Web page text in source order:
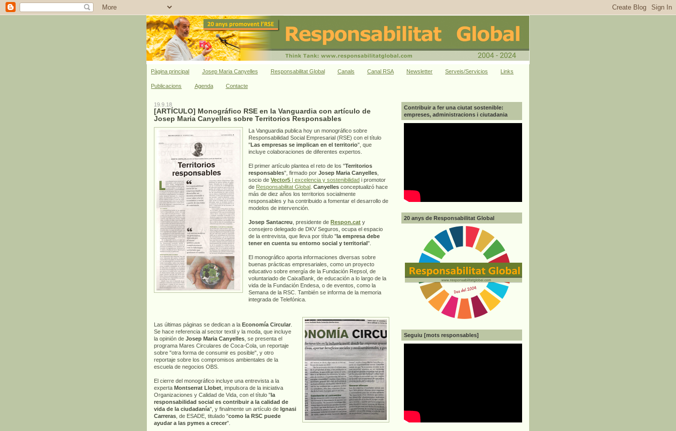
Pàgina principal Josep Maria Canyelles Responsabilitat Global Canals Canal RSA Newsletter Serveis/Servicios Links
Publicacions Agenda Contacte
19.9.18
[ARTÍCULO] Monográfico RSE en la Vanguardia con artículo de
Josep Maria Canyelles sobre Territorios Responsables
La Vanguardia publica hoy un monográfico sobre
Responsabilidad Social Empresarial (RSE) con el título
"Las empresas se implican en el territorio", que
incluye colaboraciones de diferentes expertos.
El primer artículo plantea el reto de los "Territorios
responsables", firmado porJosep Maria Canyelles
socio deVector5 | excelencia y sostenibilidad i promotor
de Responsabilitat Global .Canyelles conceptualizó hace
más de diez años los territorios socialmente
responsables y ha contribuido a fomentar el desarrollo de
modelos de intervención.
Josep Santacreu , presidente deRespon.cat y
consejero delegado de DKV Seguros, ocupa el espacio
de la entrevista, que lleva por título "la empresa debe
tener en cuenta su entorno social y territorial".
El monográfico aporta informaciones diversas sobre
buenas prácticas empresariales, como un proyecto
educativo sobre energía de la Fundación Repsol, de
voluntariado de CaixaBank, de educación a lo largo de la
vida de la Fundación Endesa, o de eventos, como la
Semana de la RSC. También se informa de la memoria
integrada de Telefónica.
Las últimas páginas se dedican a la Economía Circular
Se hace referencia al sector textil y la moda, que incluye
la opinión de Josep Maria Canyelles , se presenta el
programa Mares Circulares de Coca-Cola, un reportaje
sobre "otra forma de consumir es posible", y otro
reportaje sobre los compromisos ambientales de la
escuela de negocios OBS.
El cierre del monográfico incluye una entrevista a la
experta Montserrat Llobet , impulsora de la iniciativa
Organizaciones y Calidad de Vida, con el título "la
responsabilidad social es contribuir a la calidad de
vida de la ciudadanía", y finalmente un artículo de Ignasi
Carreras , de ESADE, titulado "como la RSC puede
ayudar a las pymes a crecer".
Contribuir a fer una ciutat sostenible:
empreses, administracions i ciutadania
20 anys de Responsabilitat Global
Seguiu [mots responsables]